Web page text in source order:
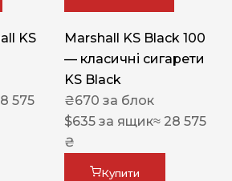
KS
575
Marshall KS Black 100
— класичні сигарети
KS Black
₴670 за блок
$635 за ящик≈ 28 575
₴
Купити